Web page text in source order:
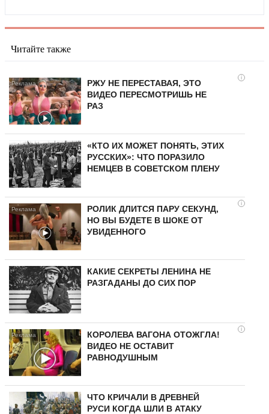
Читайте также
i
РЖУ НЕ ПЕРЕСТАВАЯ, ЭТО
ВИДЕО ПЕРЕСМОТРИШЬ НЕ
РАЗ
«КТО ИХ МОЖЕТ ПОНЯТЬ, ЭТИХ
РУССКИХ»: ЧТО ПОРАЗИЛО
НЕМЦЕВ В СОВЕТСКОМ ПЛЕНУ
i
РОЛИК ДЛИТСЯ ПАРУ СЕКУНД,
НО ВЫ БУДЕТЕ В ШОКЕ ОТ
УВИДЕННОГО
КАКИЕ СЕКРЕТЫ ЛЕНИНА НЕ
РАЗГАДАНЫ ДО СИХ ПОР
i
КОРОЛЕВА ВАГОНА ОТОЖГЛА!
ВИДЕО НЕ ОСТАВИТ
РАВНОДУШНЫМ
ЧТО КРИЧАЛИ В ДРЕВНЕЙ
РУСИ КОГДА ШЛИ В АТАКУ